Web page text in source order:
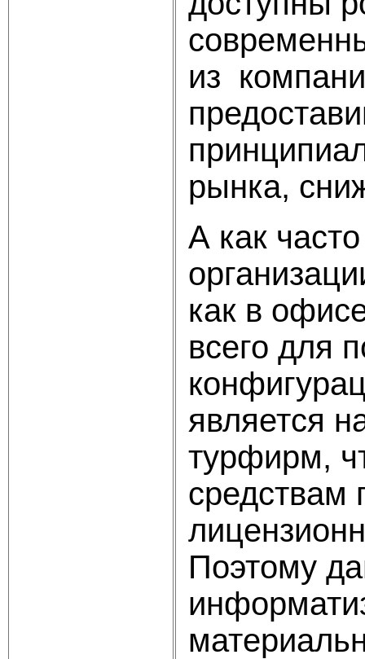
из
рынка,
А как
как в
всего для
является
турфирм,
средствам
Поэтому